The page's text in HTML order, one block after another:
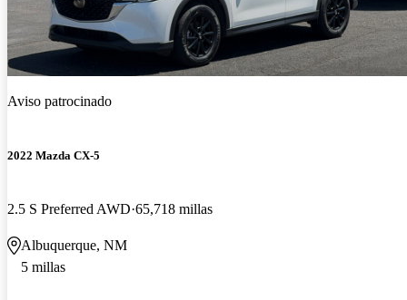
Aviso patrocinado
2022 Mazda CX-5
2.5 S Preferred AWD 65,718 millas
Albuquerque, NM
5 millas